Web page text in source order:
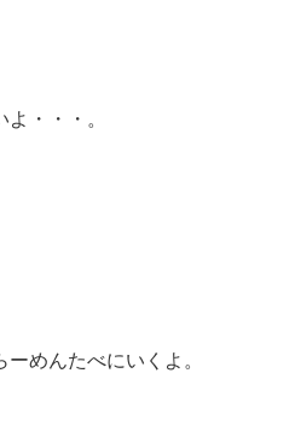
・・・。
ーめんたべにいくよ。